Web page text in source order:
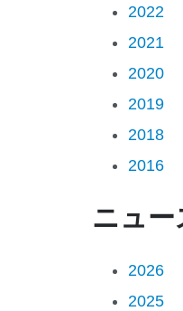
2022
2021
2020
2019
2018
2016
ニュー
2026
2025